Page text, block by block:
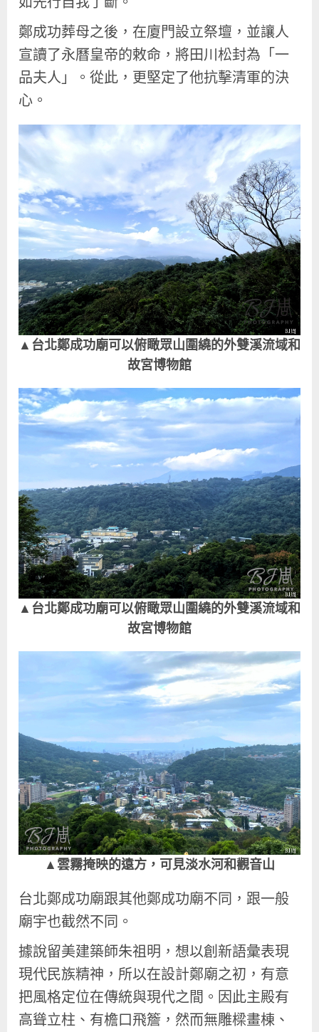
鄭成功葬母之後，在廈門設立祭壇，並讓人
宣讀了永曆皇帝的敕命，將田川松封為「一
品夫人」。從此，更堅定了他抗擊清軍的決
心。
▲台北鄭成功廟可以俯瞰眾山圍繞的外雙溪流域和
故宮博物館
▲台北鄭成功廟可以俯瞰眾山圍繞的外雙溪流域和
故宮博物館
▲雲霧掩映的遠方，可見淡水河和觀音山
台北鄭成功廟跟其他鄭成功廟不同，跟一般
廟宇也截然不同。
據說留美建築師朱祖明，想以創新語彙表現
現代民族精神，所以在設計鄭廟之初，有意
把風格定位在傳統與現代之間。因此主殿有
高聳立柱、有檐口飛簷，然而無雕樑畫棟、